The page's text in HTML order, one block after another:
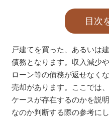
目次
戸建てを買った、あるいは
債務となります。収入減少
ローン等の債務が返せなく
売却があります。ここでは
ケースが存在するのかを説
なのか判断する際の参考に